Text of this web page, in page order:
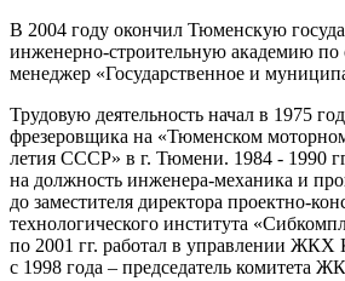
В 2004 году окончил Тюменскую
инженерно-строительную академию по
менеджер «Государственное и
Трудовую деятельность начал в 1975
фрезеровщика на «Тюменском
летия СССР» в г. Тюмени. 1984 - 1990
на должность инженера-механика и
до заместителя директора проектно-
технологического института
по 2001 гг. работал в управлении ЖКХ
с 1998 года – председатель комитета